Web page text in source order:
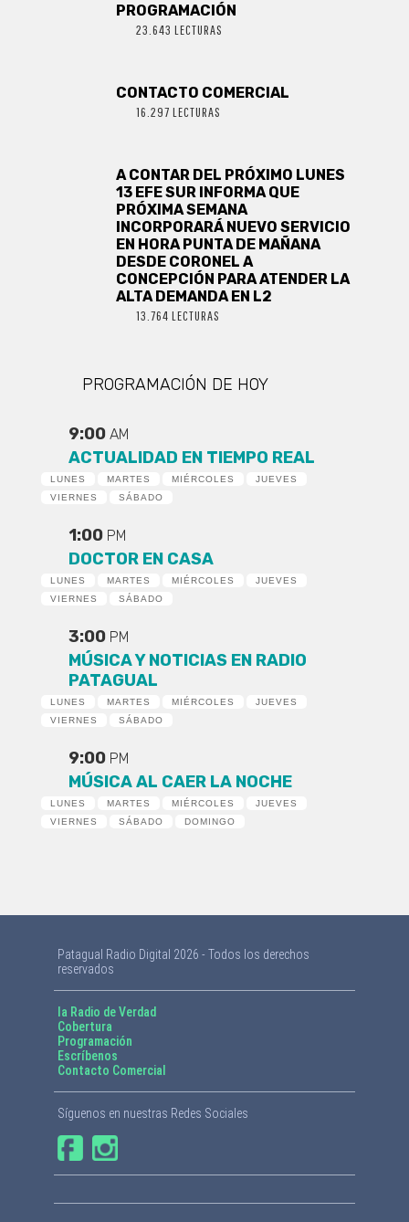
PROGRAMACIÓN
23.643 LECTURAS
CONTACTO COMERCIAL
16.297 LECTURAS
A CONTAR DEL PRÓXIMO LUNES
13 EFE SUR INFORMA QUE
PRÓXIMA SEMANA
INCORPORARÁ NUEVO SERVICIO
EN HORA PUNTA DE MAÑANA
DESDE CORONEL A
CONCEPCIÓN PARA ATENDER LA
ALTA DEMANDA EN L2
13.764 LECTURAS
PROGRAMACIÓN DE HOY
9:00 AM
ACTUALIDAD EN TIEMPO REAL
LUNES MARTES MIÉRCOLES
JUEVES
VIERNES
SÁBADO
1:00 PM
DOCTOR EN CASA
LUNES MARTES MIÉRCOLES
JUEVES
VIERNES
SÁBADO
3:00 PM
MÚSICA Y NOTICIAS EN RADIO
PATAGUAL
LUNES MARTES MIÉRCOLES
JUEVES
VIERNES
SÁBADO
9:00 PM
MÚSICA AL CAER LA NOCHE
LUNES MARTES MIÉRCOLES
JUEVES
VIERNES
SÁBADO DOMINGO
Patagual Radio Digital 2026 - Todos los derechos
reservados
la Radio de Verdad
Cobertura
Programación
Escríbenos
Contacto Comercial
Síguenos en nuestras Redes Sociales